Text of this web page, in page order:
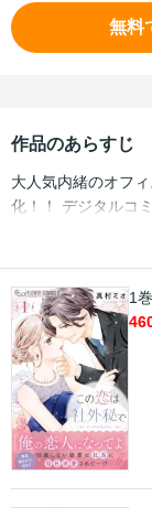
無料
作品のあらすじ
大人気内緒のオフ
化！！ デジタルコ
き！！ ※マイクロ
白には社長の告白1巻